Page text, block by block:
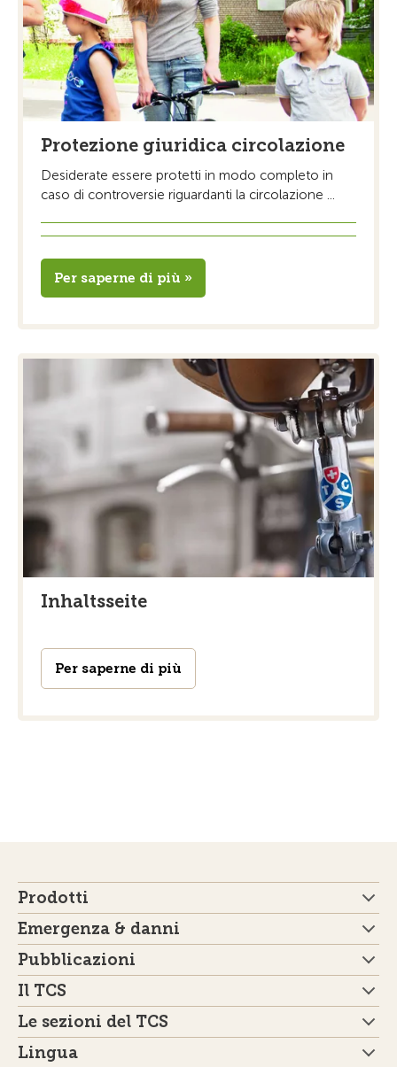
Protezione giuridica circolazione
Desiderate essere protetti in modo completo in
caso di controversie riguardanti la circolazione ...
Per saperne di più »
Inhaltsseite
Per saperne di più
Prodotti
Emergenza & danni
Pubblicazioni
Il TCS
Le sezioni del TCS
Lingua